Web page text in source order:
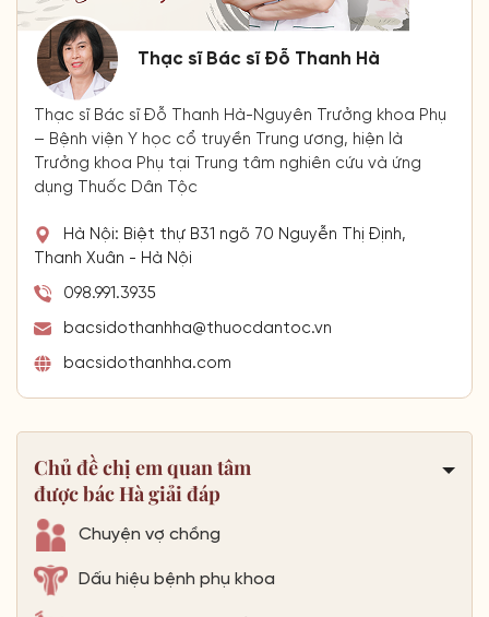
Thạc sĩ Bác sĩ Đỗ Thanh Hà
Thạc sĩ Bác sĩ Đỗ Thanh Hà-Nguyên Trưởng khoa Phụ
– Bệnh viện Y học cổ truyền Trung ương, hiện là
Trưởng khoa Phụ tại Trung tâm nghiên cứu và ứng
dụng Thuốc Dân Tộc
Hà Nội: Biệt thự B31 ngõ 70 Nguyễn Thị Định,
Thanh Xuân - Hà Nội
098.991.3935
bacsidothanhha@thuocdantoc.vn
bacsidothanhha.com
Chủ đề chị em quan tâm
được bác Hà giải đáp
Chuyện vợ chồng
Dấu hiệu bệnh phụ khoa